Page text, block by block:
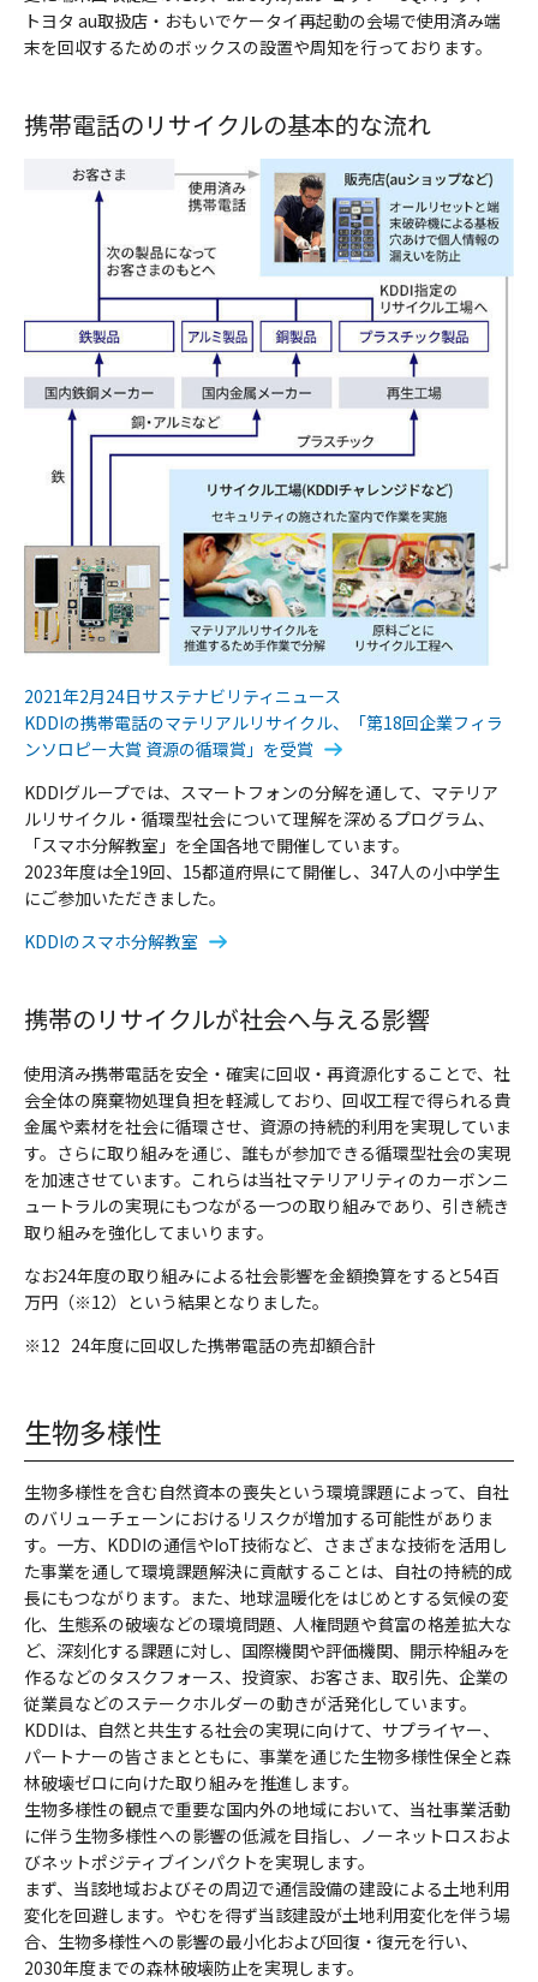
トヨタ au取扱店・おもいでケータイ再起動の会場で使用済み端
末を回収するためのボックスの設置や周知を行っております。
携帯電話のリサイクルの基本的な流れ
2021年2月24日サステナビリティニュース
KDDIの携帯電話のマテリアルリサイクル、「第18回企業フィラ
ンソロピー大賞 資源の循環賞」を受賞
KDDIグループでは、スマートフォンの分解を通して、マテリア
ルリサイクル・循環型社会について理解を深めるプログラム、
「スマホ分解教室」を全国各地で開催しています。
2023年度は全19回、15都道府県にて開催し、347人の小中学生
にご参加いただきました。
KDDIのスマホ分解教室
携帯のリサイクルが社会へ与える影響
使用済み携帯電話を安全・確実に回収・再資源化することで、社
会全体の廃棄物処理負担を軽減しており、回収工程で得られる貴
金属や素材を社会に循環させ、資源の持続的利用を実現していま
す。さらに取り組みを通じ、誰もが参加できる循環型社会の実現
を加速させています。これらは当社マテリアリティのカーボンニ
ュートラルの実現にもつながる一つの取り組みであり、引き続き
取り組みを強化してまいります。
なお24年度の取り組みによる社会影響を金額換算をすると54百
万円（※12）という結果となりました。
※12 24年度に回収した携帯電話の売却額合計
生物多様性
生物多様性を含む自然資本の喪失という環境課題によって、自社
のバリューチェーンにおけるリスクが増加する可能性がありま
す。一方、KDDIの通信やIoT技術など、さまざまな技術を活用し
た事業を通して環境課題解決に貢献することは、自社の持続的成
長にもつながります。また、地球温暖化をはじめとする気候の変
化、生態系の破壊などの環境問題、人権問題や貧富の格差拡大な
ど、深刻化する課題に対し、国際機関や評価機関、開示枠組みを
作るなどのタスクフォース、投資家、お客さま、取引先、企業の
従業員などのステークホルダーの動きが活発化しています。
KDDIは、自然と共生する社会の実現に向けて、サプライヤー、
パートナーの皆さまとともに、事業を通じた生物多様性保全と森
林破壊ゼロに向けた取り組みを推進します。
生物多様性の観点で重要な国内外の地域において、当社事業活動
に伴う生物多様性への影響の低減を目指し、ノーネットロスおよ
びネットポジティブインパクトを実現します。
まず、当該地域およびその周辺で通信設備の建設による土地利用
変化を回避します。やむを得ず当該建設が土地利用変化を伴う場
合、生物多様性への影響の最小化および回復・復元を行い、
2030年度までの森林破壊防止を実現します。